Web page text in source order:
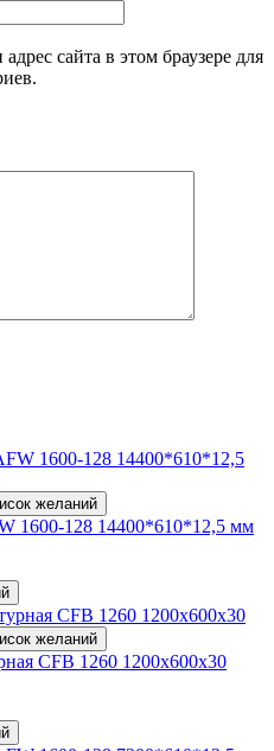
сайта в этом браузере для
желаний
1600-128 14400*610*12,5 мм
желаний
CFB 1260 1200x600x30